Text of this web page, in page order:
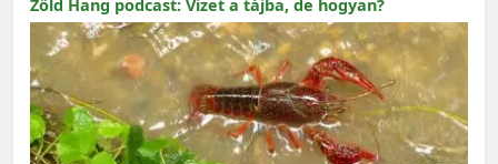
Zöld Hang podcast: Vizet a tájba, de hogyan?